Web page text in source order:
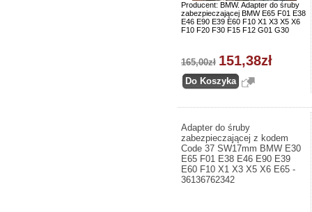
Producent: BMW. Adapter do śruby
zabezpieczającej BMW E65 F01 E38
E46 E90 E39 E60 F10 X1 X3 X5 X6
F10 F20 F30 F15 F12 G01 G30
165,00zł 151,38zł
Adapter do śruby
zabezpieczającej z kodem
Code 37 SW17mm BMW E30
E65 F01 E38 E46 E90 E39
E60 F10 X1 X3 X5 X6 E65 -
36136762342